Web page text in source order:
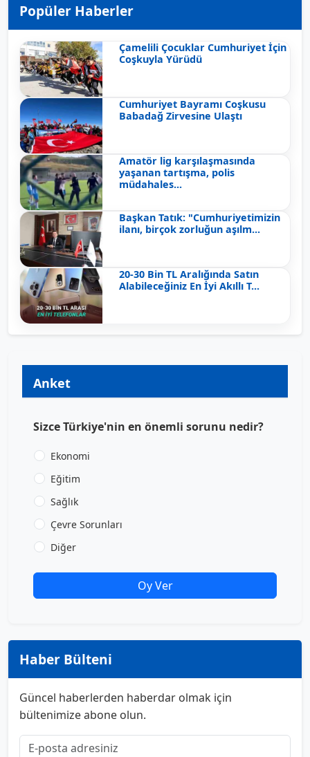
Popüler Haberler
Çamelili Çocuklar Cumhuriyet İçin
Coşkuyla Yürüdü
Cumhuriyet Bayramı Coşkusu
Babadağ Zirvesine Ulaştı
Amatör lig karşılaşmasında
yaşanan tartışma, polis
müdahales...
Başkan Tatık: "Cumhuriyetimizin
ilanı, birçok zorluğun aşılm...
20-30 Bin TL Aralığında Satın
Alabileceğiniz En İyi Akıllı T...
Anket
Sizce Türkiye'nin en önemli sorunu nedir?
Ekonomi
Eğitim
Sağlık
Çevre Sorunları
Diğer
Oy Ver
Haber Bülteni
Güncel haberlerden haberdar olmak için
bültenimize abone olun.